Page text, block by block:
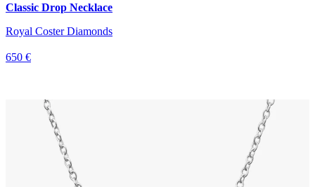
Classic Drop Necklace
Royal Coster Diamonds
650 €